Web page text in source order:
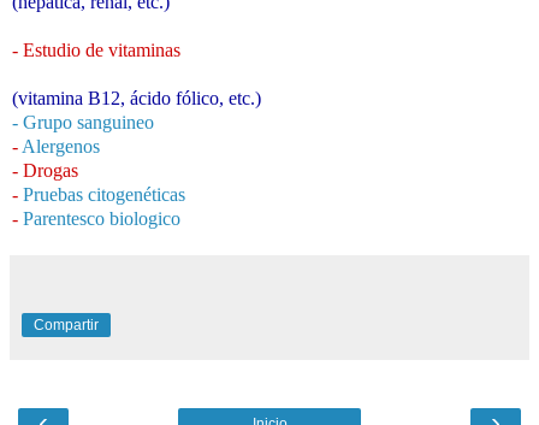
- Estudio de vitaminas
(vitamina B12, ácido fólico, etc.)
- Grupo sanguineo
- Alergenos
- Drogas
- Pruebas citogenéticas
- Parentesco biologico
Compartir